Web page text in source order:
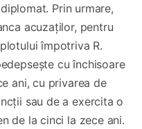
Prin urmare,
acuzaților, pentru
împotriva R.
cu închisoare
ani, cu privarea de
sau de a exercita o
de la cinci la zece ani.